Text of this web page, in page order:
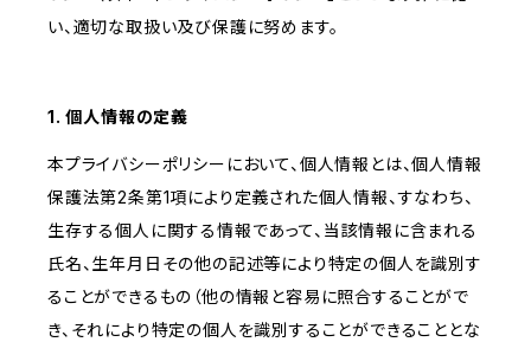
い、適切な取扱い及び保護に努めます。
1. 個人情報の定義
本プライバシーポリシーにおいて、個人情報とは、個人情報
保護法第2条第1項により定義された個人情報、すなわち、
生存する個人に関する情報であって、当該情報に含まれる
氏名、生年月日その他の記述等により特定の個人を識別す
ることができるもの（他の情報と容易に照合することがで
き、それにより特定の個人を識別することができることとな